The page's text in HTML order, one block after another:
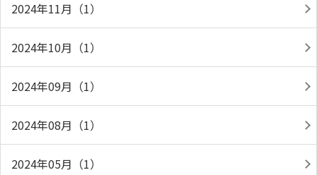
2024年11月（1）
2024年10月（1）
2024年09月（1）
2024年08月（1）
2024年05月（1）